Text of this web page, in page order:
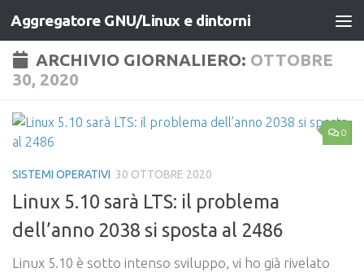
Salta al contenuto
Aggregatore GNU/Linux e dintorni
ARCHIVIO GIORNALIERO: OTTOBRE
30, 2020
0
SISTEMI OPERATIVI 30 OTTOBRE 2020
Linux 5.10 sarà LTS: il problema
dell’anno 2038 si sposta al 2486
Linux 5.10 è sotto intenso sviluppo, vi ho già rivelato